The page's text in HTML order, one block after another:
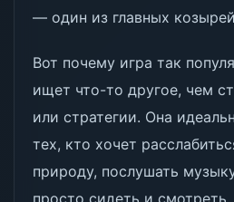
— один из главных
Вот почему игра так
ищет что-то другое, чем
или стратегии. Она
тех, кто хочет
природу, послушать
просто сидеть и